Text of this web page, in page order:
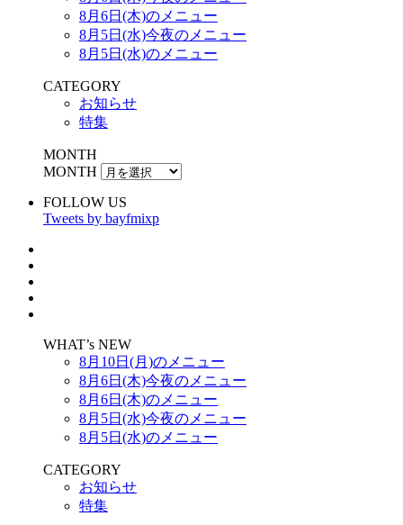
8月6日(木)のメニュー
8月5日(水)今夜のメニュー
8月5日(水)のメニュー
CATEGORY
お知らせ
特集
MONTH
MONTH
FOLLOW US
Tweets by bayfmixp
WHAT’s NEW
8月10日(月)のメニュー
8月6日(木)今夜のメニュー
8月6日(木)のメニュー
8月5日(水)今夜のメニュー
8月5日(水)のメニュー
CATEGORY
お知らせ
特集